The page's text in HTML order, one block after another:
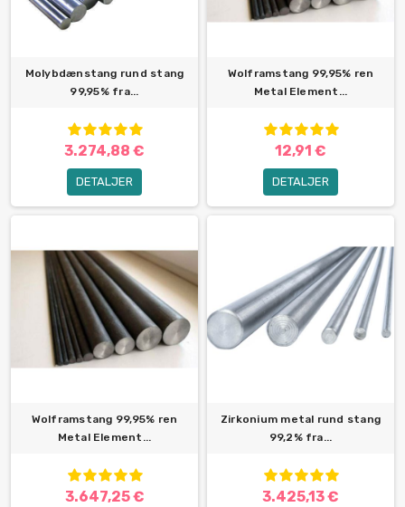
Molybdænstang rund stang
99,95% fra...
3.274,88 €
DETALJER
Wolframstang 99,95% ren
Metal Element...
12,91 €
DETALJER
Wolframstang 99,95% ren
Metal Element...
3.647,25 €
Zirkonium metal rund stang
99,2% fra...
3.425,13 €